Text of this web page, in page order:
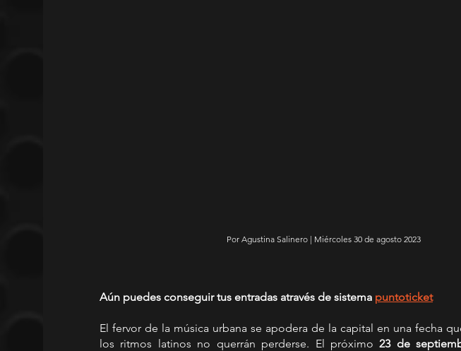
Por Agustina Salinero | Miércoles 30 de agosto 2023
Aún puedes conseguir tus entradas através de sistema puntoticket
El fervor de la música urbana se apodera de la capital en una fecha
los ritmos latinos no querrán perderse. El próximo 23 de